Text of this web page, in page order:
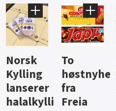
Knalltall
for Açai
Bowl
Aass vil
bli
førstevalg
i lite-